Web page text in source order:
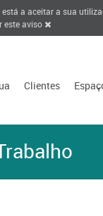
a aceitar a sua
este aviso
Clientes